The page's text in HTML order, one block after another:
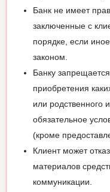
Банк не имеет
заключенные с
порядке, если
законом.
Банку
приобретения
или родственного
обязательное
(кроме
Клиент может
материалов
коммуникации.